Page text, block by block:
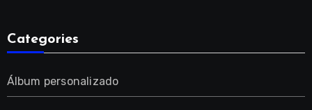
Categories
Álbum personalizado